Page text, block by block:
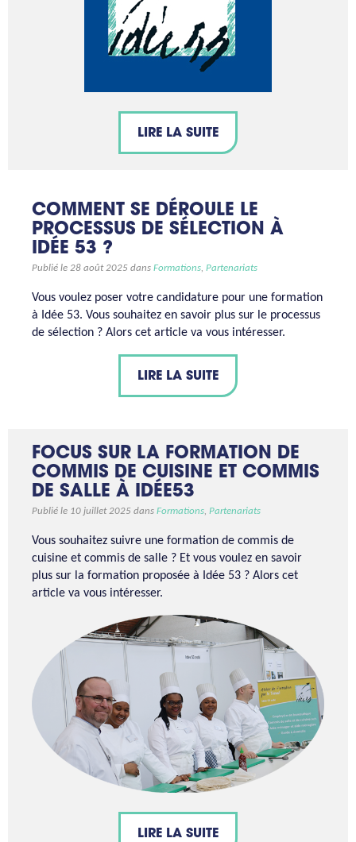
LIRE LA SUITE
COMMENT SE DÉROULE LE
PROCESSUS DE SÉLECTION À
IDÉE 53 ?
Publié le 28 août 2025 dans Formations, Partenariats
Vous voulez poser votre candidature pour une formation
à Idée 53. Vous souhaitez en savoir plus sur le processus
de sélection ? Alors cet article va vous intéresser.
LIRE LA SUITE
FOCUS SUR LA FORMATION DE
COMMIS DE CUISINE ET COMMIS
DE SALLE À IDÉE53
Publié le 10 juillet 2025 dans Formations, Partenariats
Vous souhaitez suivre une formation de commis de
cuisine et commis de salle ? Et vous voulez en savoir
plus sur la formation proposée à Idée 53 ? Alors cet
article va vous intéresser.
LIRE LA SUITE